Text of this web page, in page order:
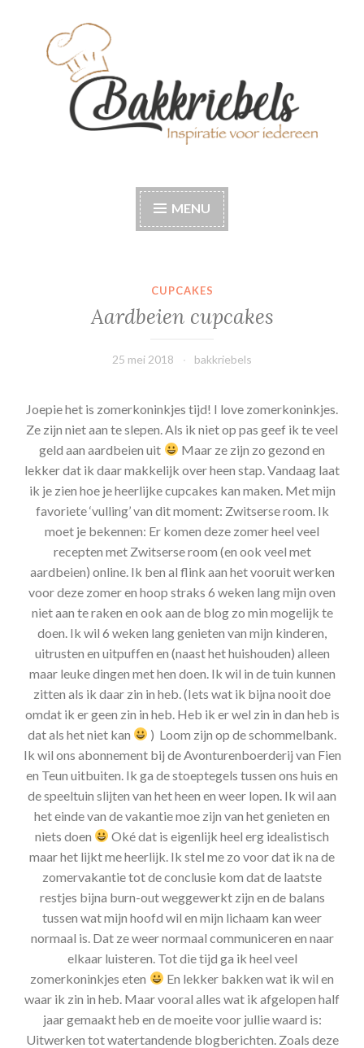
Bakkriebels
MENU
CUPCAKES
Aardbeien cupcakes
25 mei 2018 bakkriebels
Joepie het is zomerkoninkjes tijd! I love zomerkoninkjes.
Ze zijn niet aan te slepen. Als ik niet op pas geef ik te veel
geld aan aardbeien uit
Maar ze zijn zo gezond en
lekker dat ik daar makkelijk over heen stap. Vandaag laat
ik je zien hoe je heerlijke cupcakes kan maken. Met mijn
favoriete ‘vulling’ van dit moment: Zwitserse room. Ik
moet je bekennen: Er komen deze zomer heel veel
recepten met Zwitserse room (en ook veel met
aardbeien) online. Ik ben al flink aan het vooruit werken
voor deze zomer en hoop straks 6 weken lang mijn oven
niet aan te raken en ook aan de blog zo min mogelijk te
doen. Ik wil 6 weken lang genieten van mijn kinderen,
uitrusten en uitpuffen en (naast het huishouden) alleen
maar leuke dingen met hen doen. Ik wil in de tuin kunnen
zitten als ik daar zin in heb. (Iets wat ik bijna nooit doe
omdat ik er geen zin in heb. Heb ik er wel zin in dan heb is
dat als het niet kan
) Loom zijn op de schommelbank.
Ik wil ons abonnement bij de Avonturenboerderij van Fien
en Teun uitbuiten. Ik ga de stoeptegels tussen ons huis en
de speeltuin slijten van het heen en weer lopen. Ik wil aan
het einde van de vakantie moe zijn van het genieten en
niets doen
Oké dat is eigenlijk heel erg idealistisch
maar het lijkt me heerlijk. Ik stel me zo voor dat ik na de
zomervakantie tot de conclusie kom dat de laatste
restjes bijna burn-out weggewerkt zijn en de balans
tussen wat mijn hoofd wil en mijn lichaam kan weer
normaal is. Dat ze weer normaal communiceren en naar
elkaar luisteren. Tot die tijd ga ik heel veel
zomerkoninkjes eten
En lekker bakken wat ik wil en
waar ik zin in heb. Maar vooral alles wat ik afgelopen half
jaar gemaakt heb en de moeite voor jullie waard is:
Uitwerken tot watertandende blogberichten. Zoals deze